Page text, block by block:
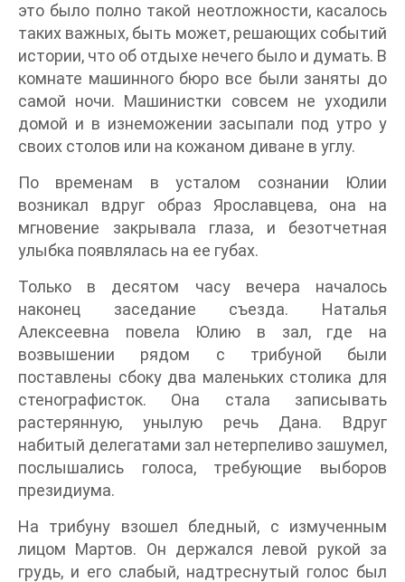
это было полно такой неотложности, касалось
таких важных, быть может, решающих событий
истории, что об отдыхе нечего было и думать. В
комнате машинного бюро все были заняты до
самой ночи. Машинистки совсем не уходили
домой и в изнеможении засыпали под утро у
своих столов или на кожаном диване в углу.
По временам в усталом сознании Юлии
возникал вдруг образ Ярославцева, она на
мгновение закрывала глаза, и безотчетная
улыбка появлялась на ее губах.
Только в десятом часу вечера началось
наконец заседание съезда. Наталья
Алексеевна повела Юлию в зал, где на
возвышении рядом с трибуной были
поставлены сбоку два маленьких столика для
стенографисток. Она стала записывать
растерянную, унылую речь Дана. Вдруг
набитый делегатами зал нетерпеливо зашумел,
послышались голоса, требующие выборов
президиума.
На трибуну взошел бледный, с измученным
лицом Мартов. Он держался левой рукой за
грудь, и его слабый, надтреснутый голос был